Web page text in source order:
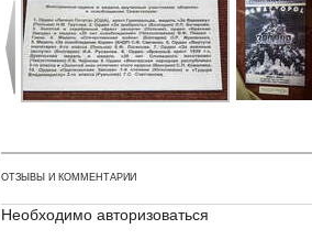
ОТЗЫВЫ И КОММЕНТАРИИ
Необходимо авторизоваться